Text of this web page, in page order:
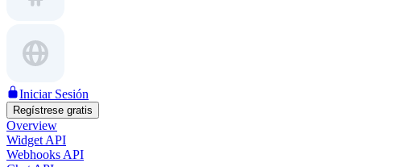
Iniciar Sesión
Regístrese gratis
Overview
Widget API
Webhooks API